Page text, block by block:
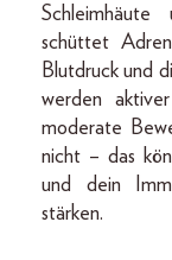
schüttet
Blutdruck und
werden
moderate
nicht – das
und dein
stärken.